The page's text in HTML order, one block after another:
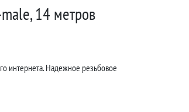
14 метров
интернета. Надежное резьбовое